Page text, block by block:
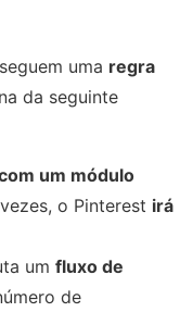
uma regra
da seguinte
um módulo
o Pinterest irá
um fluxo de
de